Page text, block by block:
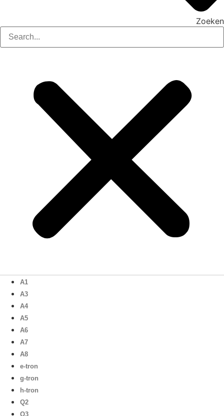
Zoeken
A1
A3
A4
A5
A6
A7
A8
e-tron
g-tron
h-tron
Q2
Q3